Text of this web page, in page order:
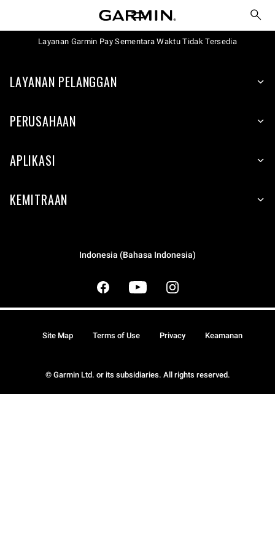
Layanan Garmin Pay Sementara Waktu Tidak Tersedia
LAYANAN PELANGGAN
PERUSAHAAN
APLIKASI
KEMITRAAN
Indonesia (Bahasa Indonesia)
© Garmin Ltd. or its subsidiaries. All rights reserved.
Site Map Terms of Use Privacy Keamanan